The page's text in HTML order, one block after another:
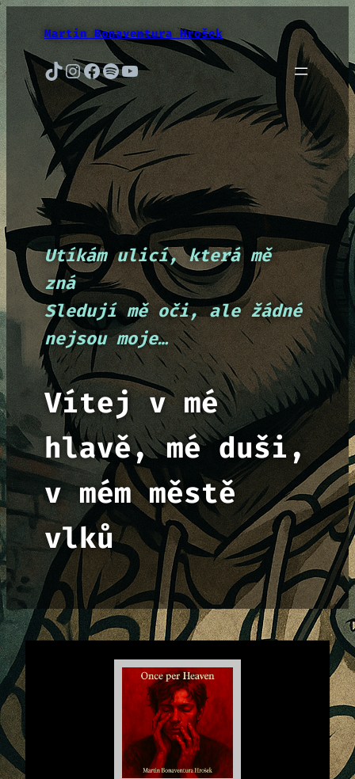
Přeskočit
obsah
Martin Bonaventura Hrošek
TikTok
Instagram
Facebook
Spotify
YouTube
Utíkám ulicí, která mě
zná
Sledují mě oči, ale žádné
nejsou moje…
Vítej v mé
hlavě, mé duši,
v mém městě
vlků